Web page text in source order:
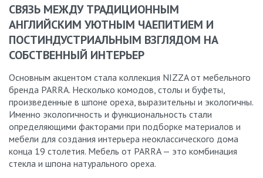
СВЯЗЬ МЕЖДУ ТРАДИЦИОННЫМ
АНГЛИЙСКИМ УЮТНЫМ ЧАЕПИТИЕМ И
ПОСТИНДУСТРИАЛЬНЫМ ВЗГЛЯДОМ НА
СОБСТВЕННЫЙ ИНТЕРЬЕР
Основным акцентом стала коллекция NIZZA от мебельного
бренда PARRA. Несколько комодов, столы и буфеты,
произведенные в шпоне ореха, выразительны и экологичны.
Именно экологичность и функциональность стали
определяющими факторами при подборке материалов и
мебели для создания интерьера неоклассического дома
конца 19 столетия. Мебель от PARRA — это комбинация
стекла и шпона натурального ореха.